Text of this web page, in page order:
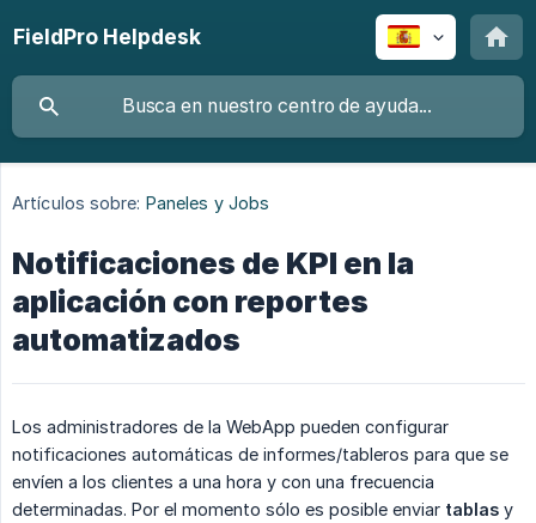
FieldPro Helpdesk
Artículos sobre: Paneles y Jobs
Notificaciones de KPI en la
aplicación con reportes
automatizados
Los administradores de la WebApp pueden configurar
notificaciones automáticas de informes/tableros para que se
envíen a los clientes a una hora y con una frecuencia
determinadas. Por el momento sólo es posible enviar tablas y